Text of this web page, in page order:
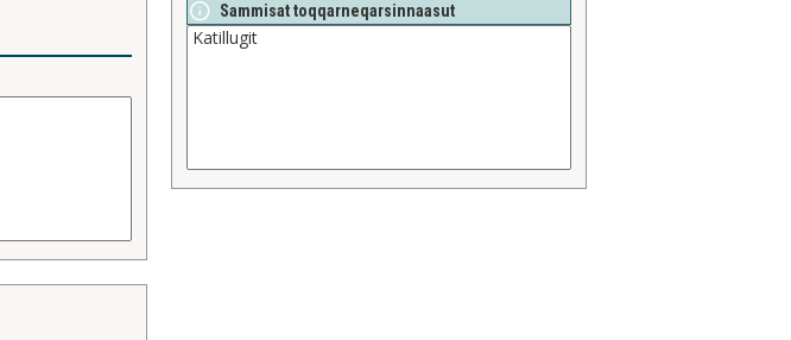
Sammisat toqqarneqarsinnaasut